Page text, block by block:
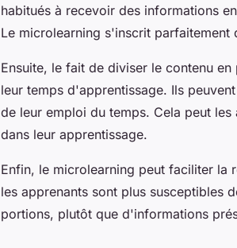
habitués à recevoir des informations
Le microlearning s'inscrit parfaitement
Ensuite, le fait de diviser le contenu
leur temps d'apprentissage. Ils
de leur emploi du temps. Cela peut
dans leur apprentissage.
Enfin, le microlearning peut faciliter la
les apprenants sont plus susceptibles
portions, plutôt que d'informations